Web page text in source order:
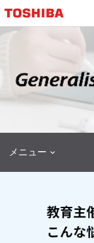
へ
ン
メニュー